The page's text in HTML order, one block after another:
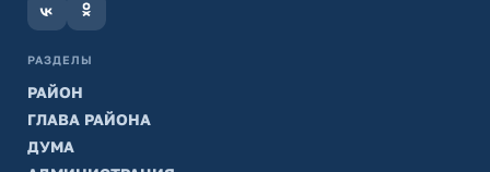
РАЗДЕЛЫ
РАЙОН
ГЛАВА РАЙОНА
ДУМА